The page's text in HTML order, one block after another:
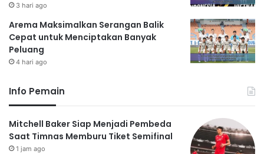
3 hari ago
Arema Maksimalkan Serangan Balik
Cepat untuk Menciptakan Banyak
Peluang
4 hari ago
Info Pemain
Mitchell Baker Siap Menjadi Pembeda
Saat Timnas Memburu Tiket Semifinal
1 jam ago